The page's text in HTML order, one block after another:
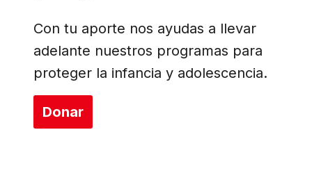
Con tu aporte nos ayudas a llevar
adelante nuestros programas para
proteger la infancia y adolescencia.
Donar